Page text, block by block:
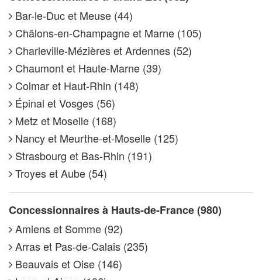
Bar-le-Duc et Meuse (44)
Châlons-en-Champagne et Marne (105)
Charleville-Mézières et Ardennes (52)
Chaumont et Haute-Marne (39)
Colmar et Haut-Rhin (148)
Épinal et Vosges (56)
Metz et Moselle (168)
Nancy et Meurthe-et-Moselle (125)
Strasbourg et Bas-Rhin (191)
Troyes et Aube (54)
Concessionnaires à Hauts-de-France (980)
Amiens et Somme (92)
Arras et Pas-de-Calais (235)
Beauvais et Oise (146)